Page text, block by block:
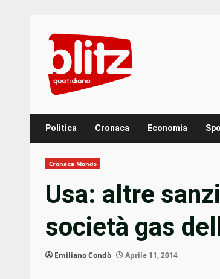
content
Politica Cronaca Economia
Cronaca Mondo
Usa: altre
società gas
Emiliano Condò Aprile 11, 2014